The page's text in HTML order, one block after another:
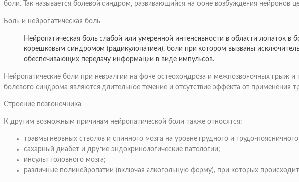
боли. Так называется болевой синдром, развивающийся на фоне возбуждения нейронов
Боль и нейропатическая боль
Нейропатическая боль слабой или умеренной интенсивности в области лопаток в
корешковым синдромом (радикулопатией), боли при котором вызваны
обеспечивающих передачу информации в виде импульсов.
Нейропатические боли при невралгии на фоне остеохондроза и межпозвоночных грыж
болевого синдрома являются длительное течение и отсутствие эффекта от применения
Строение позвоночника
К другим возможным причинам нейропатической боли также относятся:
травмы нервных стволов и спинного мозга на уровне грудного и грудо-
сахарный диабет и другие эндокринологические патологии;
инсульт головного мозга;
различные полинейропатии (включая алкогольную форму), при которых